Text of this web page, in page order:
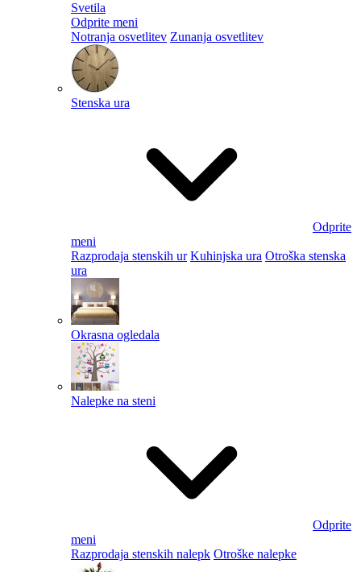
Svetila
Odprite meni
Notranja osvetlitev Zunanja osvetlitev
Stenska ura
Odprite
meni
Razprodaja stenskih ur Kuhinjska ura Otroška stenska
ura
Okrasna ogledala
Nalepke na steni
Odprite
meni
Razprodaja stenskih nalepk Otroške nalepke